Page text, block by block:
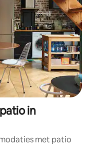
in
met patio